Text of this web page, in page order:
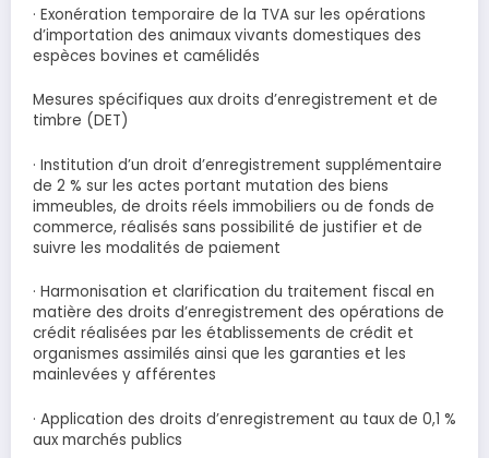
· Exonération temporaire de la TVA sur les opérations
d’importation des animaux vivants domestiques des
espèces bovines et camélidés
Mesures spécifiques aux droits d’enregistrement et de
timbre (DET)
· Institution d’un droit d’enregistrement supplémentaire
de 2 % sur les actes portant mutation des biens
immeubles, de droits réels immobiliers ou de fonds de
commerce, réalisés sans possibilité de justifier et de
suivre les modalités de paiement
· Harmonisation et clarification du traitement fiscal en
matière des droits d’enregistrement des opérations de
crédit réalisées par les établissements de crédit et
organismes assimilés ainsi que les garanties et les
mainlevées y afférentes
· Application des droits d’enregistrement au taux de 0,1 %
aux marchés publics